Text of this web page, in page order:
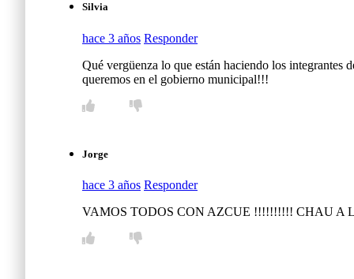
Silvia
hace 3 años Responder
Qué vergüenza lo que están haciendo los
queremos en el gobierno municipal!!!
Jorge
hace 3 años Responder
VAMOS TODOS CON AZCUE !!!!!!!!!! CHAU A